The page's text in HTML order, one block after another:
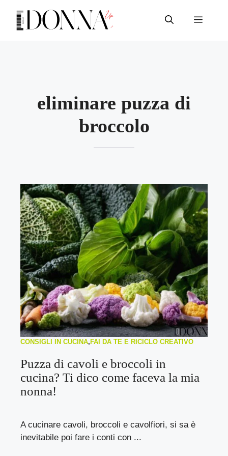
contenuto
Menu
eliminare puzza di
broccolo
CONSIGLI IN CUCINA, FAI DA TE E RICICLO CREATIVO
Puzza di cavoli e broccoli in
cucina? Ti dico come faceva la mia
nonna!
A cucinare cavoli, broccoli e cavolfiori, si sa è
inevitabile poi fare i conti con ...